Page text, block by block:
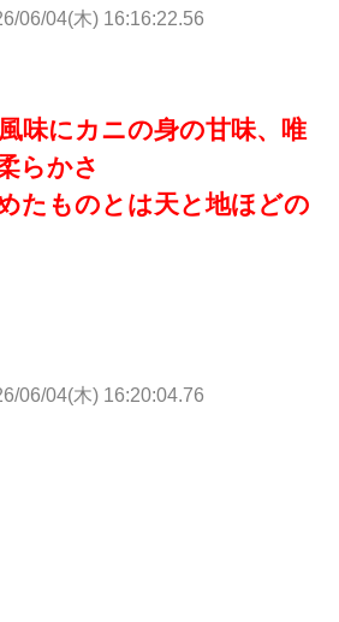
06/04(木) 16:16:22.56
味にカニの身の甘味、唯
らかさ
たものとは天と地ほどの
06/04(木) 16:20:04.76